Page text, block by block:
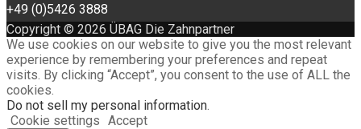
+49 (0)5426 3888
Copyright © 2026 ÜBAG Die Zahnpartner
We use cookies on our website to give you the most relevant
experience by remembering your preferences and repeat
visits. By clicking “Accept”, you consent to the use of ALL the
cookies.
Do not sell my personal information
Cookie settings Accept